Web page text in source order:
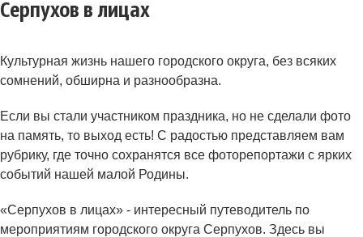
Серпухов в лицах
Культурная жизнь нашего городского округа, без всяких
сомнений, обширна и разнообразна.
Если вы стали участником праздника, но не сделали фото
на память, то выход есть! С радостью представляем вам
рубрику, где точно сохранятся все фоторепортажи с ярких
событий нашей малой Родины.
«Серпухов в лицах» - интересный путеводитель по
мероприятиям городского округа Серпухов. Здесь вы